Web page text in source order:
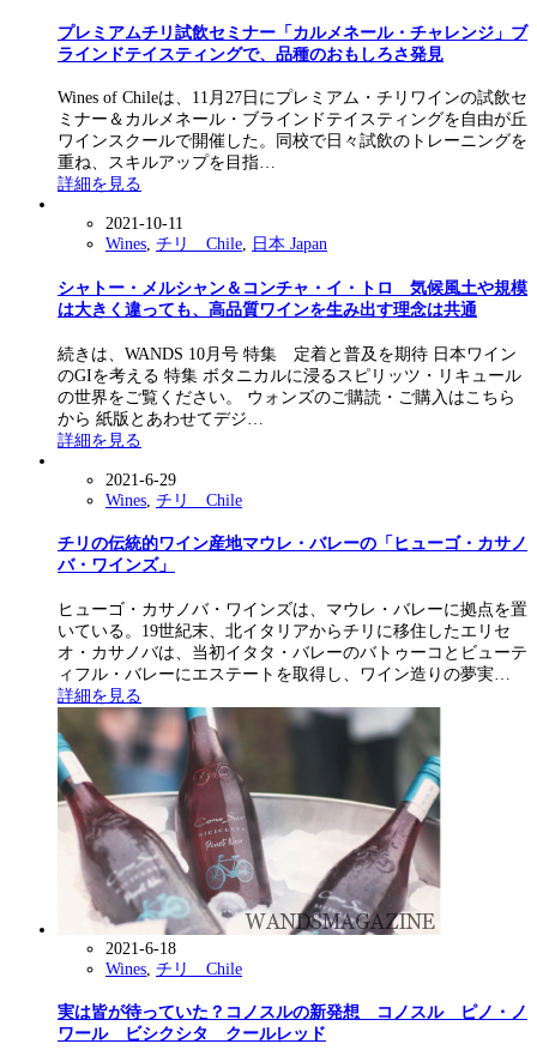
プレミアムチリ試飲セミナー「カルメネール・チャレンジ」ブ
ラインドテイスティングで、品種のおもしろさ発見
Wines of Chileは、11月27日にプレミアム・チリワインの試飲セ
ミナー＆カルメネール・ブラインドテイスティングを自由が丘
ワインスクールで開催した。同校で日々試飲のトレーニングを
重ね、スキルアップを目指…
詳細を見る
2021-10-11
Wines, チリ Chile, 日本 Japan
シャトー・メルシャン＆コンチャ・イ・トロ 気候風土や規模
は大きく違っても、高品質ワインを生み出す理念は共通
続きは、WANDS 10月号 特集 定着と普及を期待 日本ワイン
のGIを考える 特集 ボタニカルに浸るスピリッツ・リキュール
の世界をご覧ください。 ウォンズのご購読・ご購入はこちら
から 紙版とあわせてデジ…
詳細を見る
2021-6-29
Wines チリ Chile
チリの伝統的ワイン産地マウレ・バレーの「ヒューゴ・カサノ
バ・ワインズ」
ヒューゴ・カサノバ・ワインズは、マウレ・バレーに拠点を置
いている。19世紀末、北イタリアからチリに移住したエリセ
オ・カサノバは、当初イタタ・バレーのバトゥーコとビューテ
ィフル・バレーにエステートを取得し、ワイン造りの夢実…
詳細を見る
2021-6-18
Wines チリ Chile
実は皆が待っていた？コノスルの新発想 コノスル ピノ・ノ
ワール ビシクシタ クールレッド